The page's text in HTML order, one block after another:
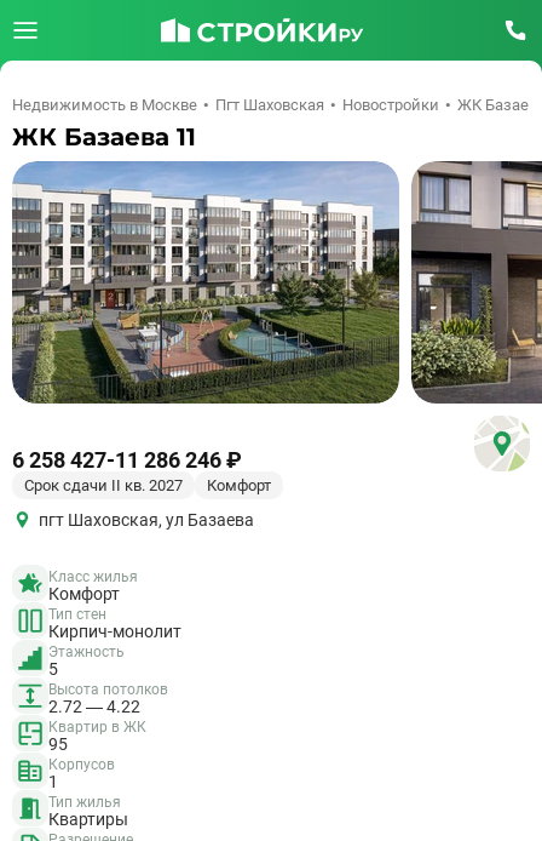
Недвижимость в Москве Пгт Шаховская Новостройки ЖК
ЖК Базаева 11
6 258 427-11 286 246 ₽
Срок сдачи II кв. 2027 Комфорт
пгт Шаховская, ул Базаева
Класс жилья
Комфорт
Тип стен
Кирпич-монолит
Этажность
5
Высота потолков
2.72 — 4.22
Квартир в ЖК
95
Корпусов
1
Тип жилья
Квартиры